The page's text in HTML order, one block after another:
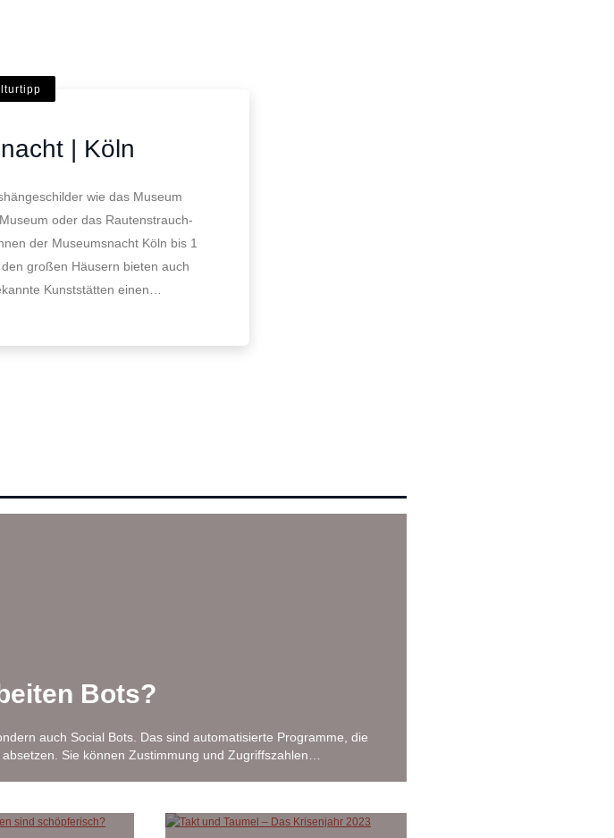
| Köln
wie das Museum
oder das Rautenstrauch-
der Museumsnacht Köln bis 1
großen Häusern bieten auch
Kunststätten einen…
Bots?
auch Social Bots. Das sind automatisierte Programme, die
Sie können Zustimmung und Zugriffszahlen…